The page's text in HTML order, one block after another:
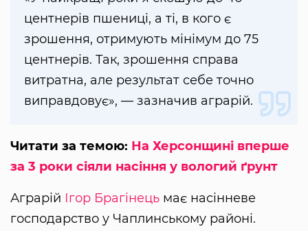
центнерів пшениці, а ті, в кого є
зрошення, отримують мінімум до 75
центнерів. Так, зрошення справа
витратна, але результат себе точно
виправдовує», — зазначив аграрій.
Читати за темою: На Херсонщині вперше
за 3 роки сіяли насіння у вологий ґрунт
Аграрій Ігор Брагінець має насінневе
господарство у Чаплинському районі.